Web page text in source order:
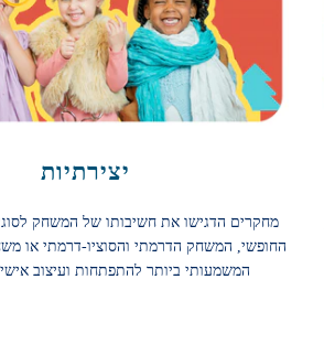
יצירתיות
מחקרים הדגישו את חשיבותו של המשחק
החופשי, המשחק הדרמתי והסוציו-דרמתי או
המשמעותי ביותר להתפתחות ועיצוב